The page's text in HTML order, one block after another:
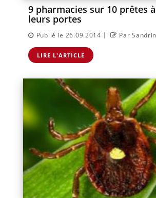
9 pharmacies sur 10 prêtes
leurs portes
Publié le 26.09.2014 | Par
LIRE L'ARTICLE